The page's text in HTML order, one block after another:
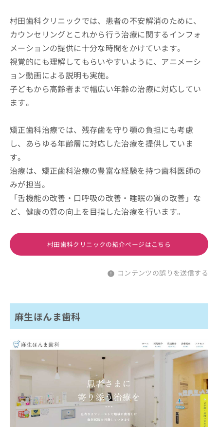
村田歯科クリニックでは、患者の不安解消のために、
カウンセリングとこれから行う治療に関するインフォ
メーションの提供に十分な時間をかけています。
視覚的にも理解してもらいやすいように、アニメーシ
ョン動画による説明も実施。
子どもから高齢者まで幅広い年齢の治療に対応してい
ます。
矯正歯科治療では、残存歯を守り顎の負担にも考慮
し、あらゆる年齢層に対応した治療を提供していま
す。
治療は、矯正歯科治療の豊富な経験を持つ歯科医師の
みが担当。
「舌機能の改善・口呼吸の改善・睡眠の質の改善」な
ど、健康の質の向上を目指した治療を行います。
村田歯科クリニックの紹介ページはこちら
コンテンツの誤りを送信する
麻生ほんま歯科